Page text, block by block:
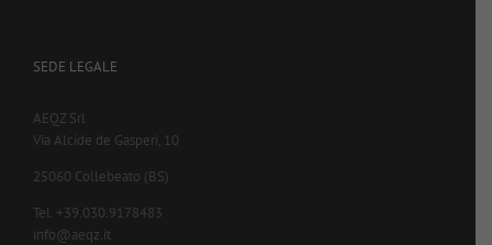
SEDE LEGALE
AEQZ Srl
Via Alcide de Gasperi, 10
25060 Collebeato (BS)
Tel. +39.030.9178483
info@aeqz.it